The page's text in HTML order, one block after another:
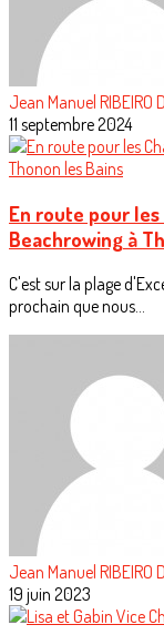
Jean Manuel RIBEIRO
11 septembre 2024
En route pour les
Beachrowing à
C'est sur la plage
prochain que nous...
Jean Manuel RIBEIRO
19 juin 2023